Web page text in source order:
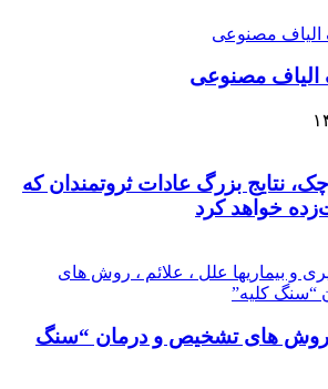
الیاف مصنوعی
نتایج بزرگ عادات ثروتمندان که
خواهد کرد
روش های تشخیص و درمان “سنگ